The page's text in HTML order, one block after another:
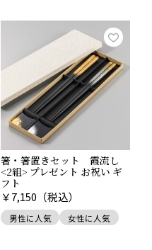
箸・箸置きセット 霞流し
<2組> プレゼント お祝い ギ
フト
￥7,150 （税込）
男性に人気 女性に人気